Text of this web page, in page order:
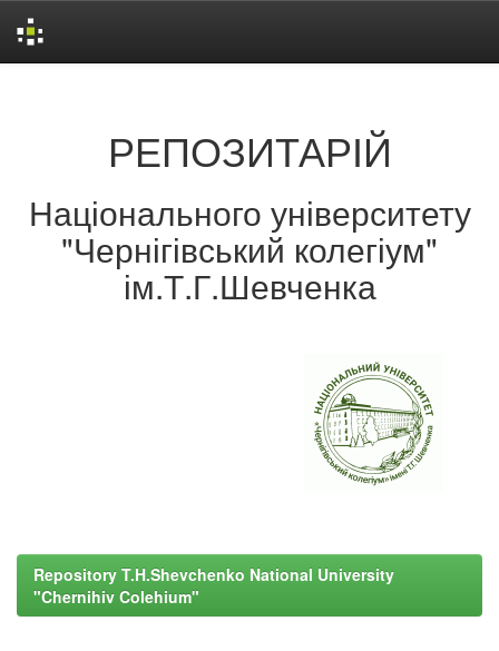
РЕПОЗИТАРІЙ
Національного університету
"Чернігівський колегіум"
ім.Т.Г.Шевченка
Repository T.H.Shevchenko National University
"Chernihiv Colehium"